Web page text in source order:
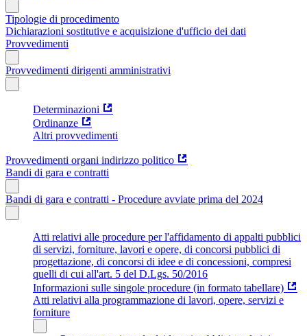
Tipologie di procedimento
Dichiarazioni sostitutive e acquisizione d'ufficio dei dati
Provvedimenti
Provvedimenti dirigenti amministrativi
Determinazioni
Ordinanze
Altri provvedimenti
Provvedimenti organi indirizzo politico
Bandi di gara e contratti
Bandi di gara e contratti - Procedure avviate prima del 2024
Atti relativi alle procedure per l'affidamento di appalti pubblici
di servizi, forniture, lavori e opere, di concorsi pubblici di
progettazione, di concorsi di idee e di concessioni, compresi
quelli di cui all'art. 5 del D.Lgs. 50/2016
Informazioni sulle singole procedure (in formato tabellare)
Atti relativi alla programmazione di lavori, opere, servizi e
forniture